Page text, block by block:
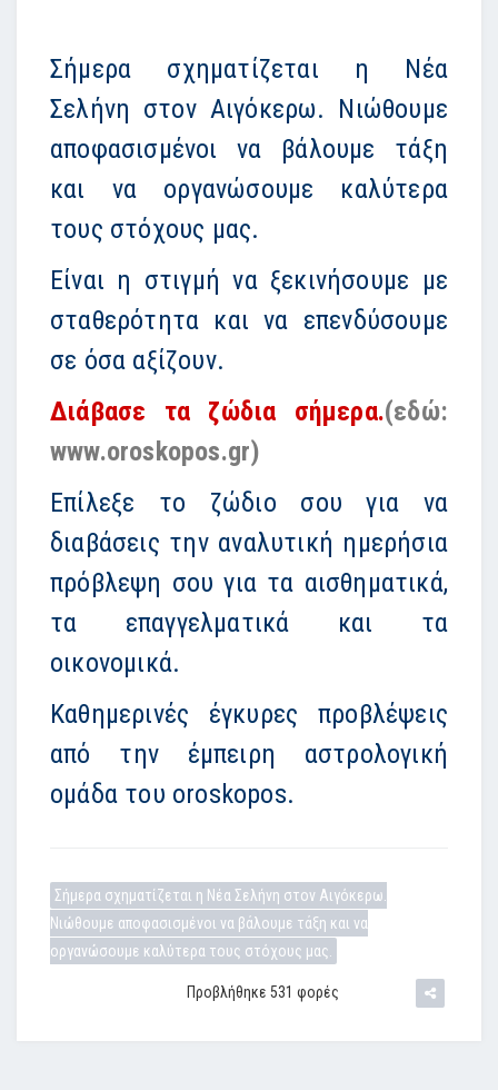
Σήμερα σχηματίζεται η Νέα
Σελήνη στον Αιγόκερω. Νιώθουμε
αποφασισμένοι να βάλουμε τάξη
και να οργανώσουμε καλύτερα
τους στόχους μας.
Είναι η στιγμή να ξεκινήσουμε με
σταθερότητα και να επενδύσουμε
σε όσα αξίζουν.
Διάβασε τα ζώδια σήμερα.(εδώ:
www.oroskopos.gr)
Επίλεξε το ζώδιο σου για να
διαβάσεις την αναλυτική ημερήσια
πρόβλεψη σου για τα αισθηματικά,
τα επαγγελματικά και τα
οικονομικά.
Καθημερινές έγκυρες προβλέψεις
από την έμπειρη αστρολογική
ομάδα του oroskopos.
Σήμερα σχηματίζεται η Νέα Σελήνη στον Αιγόκερω.
Νιώθουμε αποφασισμένοι να βάλουμε τάξη και να
οργανώσουμε καλύτερα τους στόχους μας.
Προβλήθηκε 531 φορές